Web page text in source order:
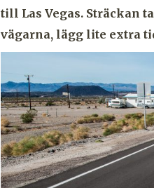
till Las Vegas. Sträckan
vägarna, lägg lite extra